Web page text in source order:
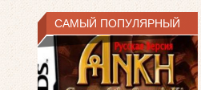
САМЫЙ ПОПУЛЯРНЫЙ